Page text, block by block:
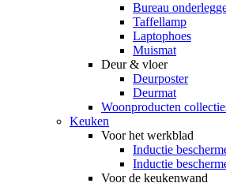
Bureau
Taffellamp
Laptophoes
Muismat
Deur & vloer
Deurposter
Deurmat
Woonproducten
Keuken
Voor het werkblad
Inductie
Inductie
Voor de keukenwand